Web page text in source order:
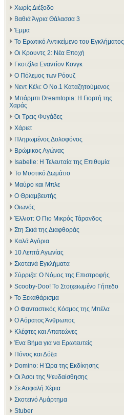
Χωρίς Διέξοδο
Βαθιά Άγρια Θάλασσα 3
Έμμα
Το Ερωτικό Αντικείμενο του Εγκλήματος
Οι Κρουντς 2: Νέα Εποχή
Γκοτζίλα Εναντίον Κονγκ
Ο Πόλεμος των Ρόουζ
Νεντ Κέλι: Ο Νο.1 Καταζητούμενος
Μπάρμπι Dreamtopia: Η Γιορτή της
Χαράς
Οι Τρεις Φυγάδες
Χάριετ
Πληρωμένος Δολοφόνος
Βρώμικος Αγώνας
Isabelle: Η Τελευταία της Επιθυμία
Το Μυστικό Δωμάτιο
Μαύρο και Μπλε
Ο Θριαμβευτής
Οιωνός
Έλλιοτ: Ο Πιο Μικρός Τάρανδος
Στη Σκιά της Διαφθοράς
Καλά Αγόρια
10 Λεπτά Αγωνίας
Σκοτεινά Εγκλήματα
Σύρριζα: Ο Νόμος της Επιστροφής
Scooby-Doo! Το Στοιχειωμένο Γήπεδο
Το Ξεκαθάρισμα
Ο Φανταστικός Κόσμος της Μπέλα
Ο Αόρατος Άνθρωπος
Κλέφτες και Απατεώνες
Ένα Βήμα για να Ερωτευτείς
Πόνος και Δόξα
Domino: Η Ώρα της Εκδίκησης
Οι Άσοι της Ψευδαίσθησης
Σε Ασφαλή Χέρια
Σκοτεινό Αμάρτημα
Stuber